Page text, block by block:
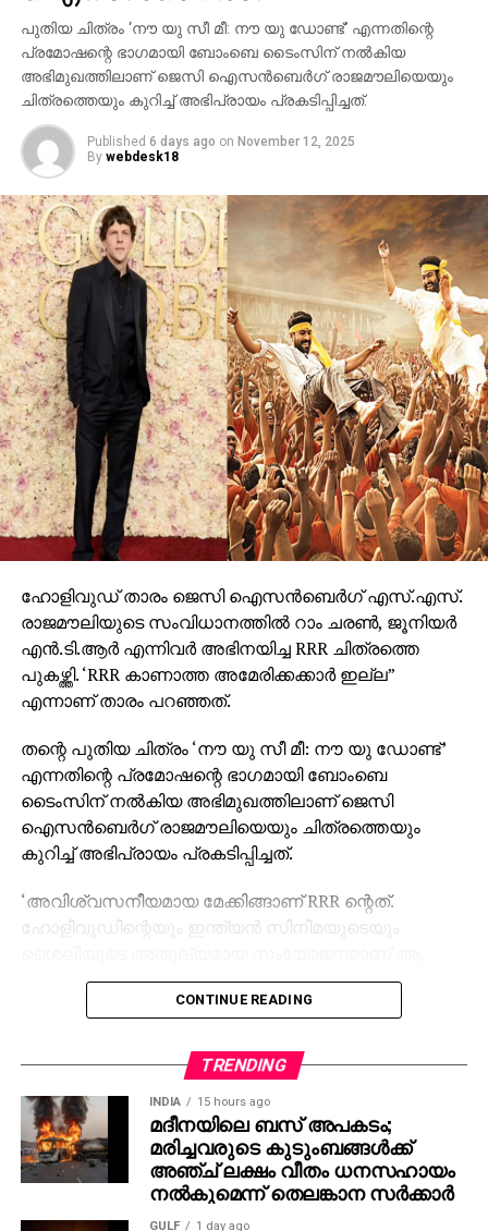
ബി.സി.ഇ 7200-ലെ ലങ്കാനഗരം, വാരണാസിയിലെ
മണികര്‍ണികാ ഘട്ട് തുടങ്ങിയ ഭീമാകാര
ദൃശ്യവിശേഷങ്ങള്‍ അതിശയത്തോടെ
അവതരിപ്പിക്കുന്നു.
കയ്യില്‍ ത്രിശൂലം പിടിച്ച് കാളയുടെ പുറത്ത്
സവാരിയുമായി എത്തുന്ന രുദ്രയായി മഹേഷ്
ബാബുവിന്റെ എന്‍ട്രിയാണ് ട്രെയിലറിന്റെ ഹൈലൈറ്റ്.
അതേപോലെ, വേദിയിലേക്കും മഹേഷ് ബാബു
കാളപ്പുറത്ത് സവാരിയായി എത്തിയപ്പോള്‍ 60,000-
ത്തിലധികം പ്രേക്ഷകര്‍ കൈയ്യടി മുഴക്കി വരവേറ്റു.
ഐമാക്‌സ് ഫോര്‍മാറ്റിലാണ് ഈ ചിത്രം ഒരുക്കുന്നത്.
അതിനാല്‍ തന്നെ തിയേറ്ററുകളില്‍ അത്ഭുതകരമായ
കാഴ്ചാനുഭവം സമ്മാനിക്കുമെന്നുറപ്പ്. ബാഹുബലി,
ഞഞഞ എന്നിവയുടെ സംവിധായകന്‍ രാജമൗലിയുടെ
ഈ ബ്രഹ്‌മാണ്ഡ പ്രോജക്റ്റ് 2027-ല്‍
തിയേറ്ററുകളിലേക്ക് എത്തും.
പുതിയ ചിത്രം ‘നൗ യു സീ മീ: നൗ യു ഡോണ്ട്’ എന്നതിന്റെ
പ്രമോഷന്റെ ഭാഗമായി ബോംബെ ടൈംസിന് നല്‍കിയ
അഭിമുഖത്തിലാണ് ജെസി ഐസന്‍ബെര്‍ഗ് രാജമൗലിയെയും
ചിത്രത്തെയും കുറിച്ച് അഭിപ്രായം പ്രകടിപ്പിച്ചത്.
Published 6 days ago on November 12, 2025
By webdesk18
ഹോളിവുഡ് താരം ജെസി ഐസന്‍ബെര്‍ഗ് എസ്.എസ്.
രാജമൗലിയുടെ സംവിധാനത്തില്‍ റാം ചരണ്‍, ജൂനിയര്‍
എന്‍.ടി.ആര്‍ എന്നിവര്‍ അഭിനയിച്ച RRR ചിത്രത്തെ
പുകഴ്ത്തി. ‘RRR കാണാത്ത അമേരിക്കക്കാര്‍ ഇല്ല”
എന്നാണ് താരം പറഞ്ഞത്.
തന്റെ പുതിയ ചിത്രം ‘നൗ യു സീ മീ: നൗ യു ഡോണ്ട്’
എന്നതിന്റെ പ്രമോഷന്റെ ഭാഗമായി ബോംബെ
ടൈംസിന് നല്‍കിയ അഭിമുഖത്തിലാണ് ജെസി
ഐസന്‍ബെര്‍ഗ് രാജമൗലിയെയും ചിത്രത്തെയും
കുറിച്ച് അഭിപ്രായം പ്രകടിപ്പിച്ചത്.
‘അവിശ്വസനീയമായ മേക്കിങ്ങാണ് RRR ന്റെത്.
ഹോളിവുഡിന്റെയും ഇന്ത്യന്‍ സിനിമയുടെയും
ചിത്രം. RRR കാണാത്ത അമേരിക്കക്കാര്‍ ഇല്ലെന്നതാണ്
എന്റെ വിശ്വാസം,” – ജെസി ഐസന്‍ബെര്‍ഗ് പറഞ്ഞു.
താന്‍ ഇതുവരെ ഇന്ത്യ സന്ദര്‍ശിച്ചിട്ടില്ല എങ്കിലും
നേപ്പാളില്‍ എത്തിയിട്ടുണ്ടെന്നും, നേപ്പാളിന്
ഇന്ത്യയോട് സാമ്യമുണ്ടെന്ന് തോന്നിയെന്നും താരം
കൂട്ടിച്ചേര്‍ത്തു.
രാജമൗലിയുടെ മുമ്പത്തെ ഹിറ്റ് ചിത്രങ്ങളായ
ബാഹുബലി 1, 2 എന്നിവ ഇന്ത്യന്‍ സിനിമയുടെ പുതിയ
CONTINUE READING
TRENDING
INDIA 15 hours ago
മദീനയിലെ ബസ് അപകടം;
മരിച്ചവരുടെ കുടുംബങ്ങള്‍ക്ക്
അഞ്ച് ലക്ഷം വീതം ധനസഹായം
നല്‍കുമെന്ന് തെലങ്കാന സര്‍ക്കാര്‍
GULF 1 day ago